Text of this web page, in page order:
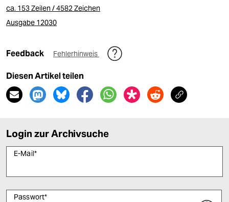
ca. 153 Zeilen / 4582 Zeichen
Ausgabe 12030
Feedback Fehlerhinweis
Diesen Artikel teilen
Login zur Archivsuche
E-Mail*
Passwort*